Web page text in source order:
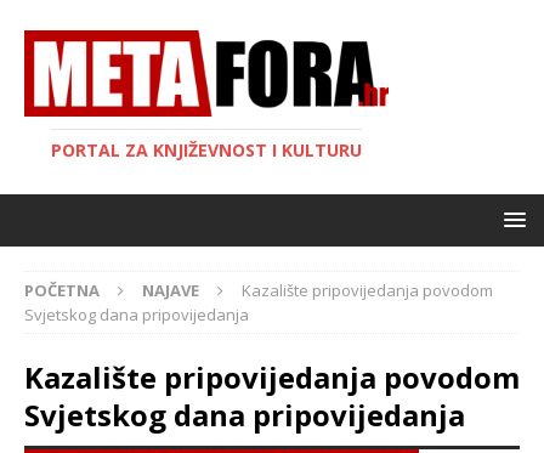
PORTAL ZA KNJIŽEVNOST I KULTURU
POČETNA NAJAVE
Kazalište pripovijedanja povodom
Svjetskog dana pripovijedanja
Kazalište pripovijedanja povodom
Svjetskog dana pripovijedanja